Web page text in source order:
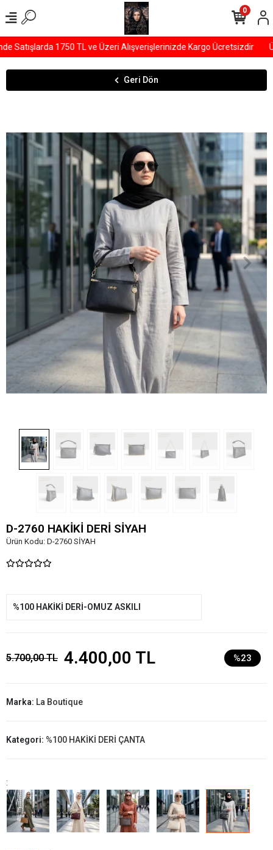
1750 TL ve Üzeri Alışverişlerinizde Kargo Ücretsizdir
0
Geri Dön
D-2760 HAKİKİ DERİ SİYAH
Ürün Kodu: D-2760 SİYAH
%100 HAKİKİ DERİ-OMUZ ASKILI
5.700,00 TL 4.400,00 TL %23
Marka: La Boutique
Kategori: %100 HAKİKİ DERİ ÇANTA
: